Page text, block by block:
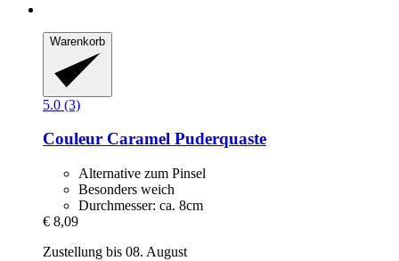
Warenkorb
5.0 (3)
Couleur Caramel Puderquaste
Alternative zum Pinsel
Besonders weich
Durchmesser: ca. 8cm
€ 8,09
Zustellung bis 08. August